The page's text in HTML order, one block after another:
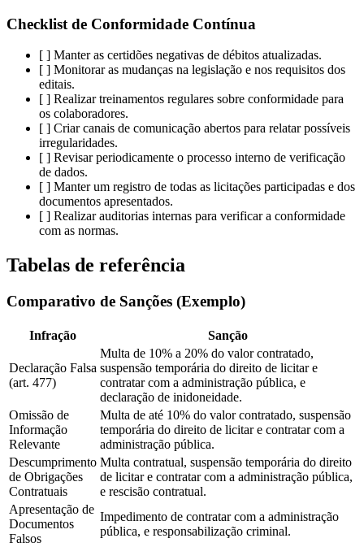
Checklist de Conformidade Contínua
[ ] Manter as certidões negativas de débitos atualizadas.
[ ] Monitorar as mudanças na legislação e nos requisitos dos
editais.
[ ] Realizar treinamentos regulares sobre conformidade para
os colaboradores.
[ ] Criar canais de comunicação abertos para relatar possíveis
irregularidades.
[ ] Revisar periodicamente o processo interno de verificação
de dados.
[ ] Manter um registro de todas as licitações participadas e dos
documentos apresentados.
[ ] Realizar auditorias internas para verificar a conformidade
com as normas.
Tabelas de referência
Comparativo de Sanções (Exemplo)
Infração Sanção
Declaração Falsa
(art. 477)
Multa de 10% a 20% do valor contratado,
suspensão temporária do direito de licitar e
contratar com a administração pública, e
declaração de inidoneidade.
Omissão de
Informação
Relevante
Multa de até 10% do valor contratado, suspensão
temporária do direito de licitar e contratar com a
administração pública.
Descumprimento
de Obrigações
Contratuais
Multa contratual, suspensão temporária do direito
de licitar e contratar com a administração pública,
e rescisão contratual.
Apresentação de
Documentos
Falsos
Impedimento de contratar com a administração
pública, e responsabilização criminal.